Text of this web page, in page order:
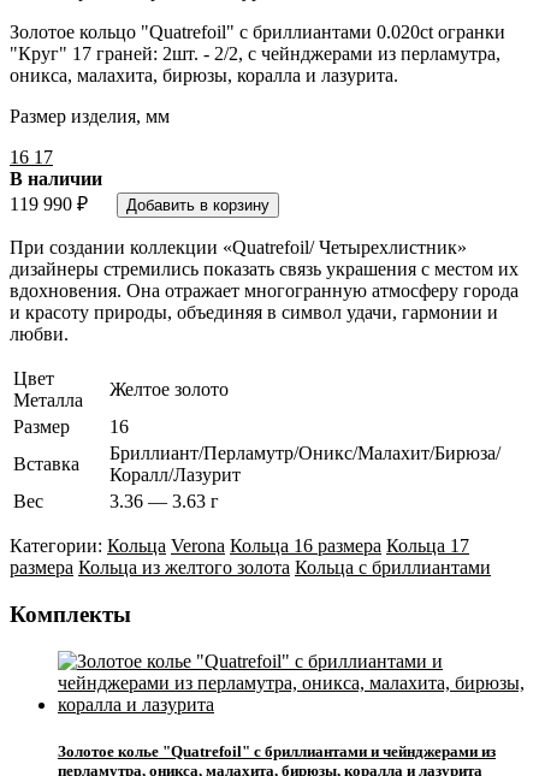
Золотое кольцо "Quatrefoil" с бриллиантами 0.020ct огранки
"Круг" 17 граней: 2шт. - 2/2, с чейнджерами из перламутра,
оникса, малахита, бирюзы, коралла и лазурита.
Размер изделия, мм
16 17
В наличии
119 990 ₽
При создании коллекции «Quatrefoil/ Четырехлистник»
дизайнеры стремились показать связь украшения с местом их
вдохновения. Она отражает многогранную атмосферу города
и красоту природы, объединяя в символ удачи, гармонии и
любви.
Цвет
Металла
Желтое золото
Размер
16
Вставка
Бриллиант/Перламутр/Оникс/Малахит/Бирюза/
Коралл/Лазурит
Вес
3.36 — 3.63 г
Категории: Кольца Verona Кольца 16 размера Кольца 17
размера Кольца из желтого золота Кольца с бриллиантами
Комплекты
Золотое колье "Quatrefoil" с бриллиантами и чейнджерами из
перламутра, оникса, малахита, бирюзы, коралла и лазурита